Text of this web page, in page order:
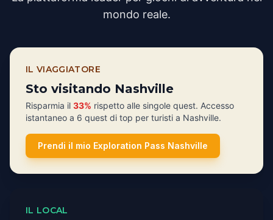
mondo reale.
IL VIAGGIATORE
Sto visitando Nashville
Risparmia il 33% rispetto alle singole quest. Accesso
istantaneo a 6 quest di top per turisti a Nashville.
Prendi il mio Exploration Pass Nashville
IL LOCAL